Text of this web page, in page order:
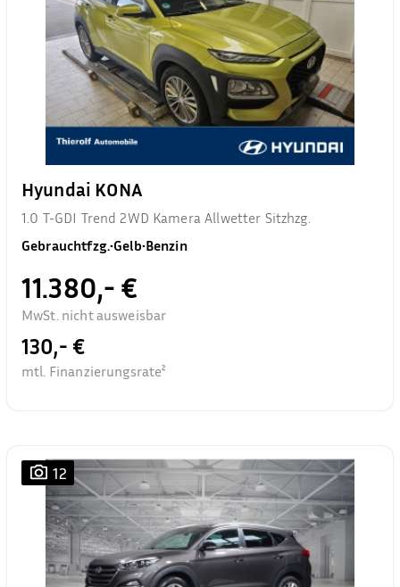
Hyundai KONA
1.0 T-GDI Trend 2WD Kamera Allwetter Sitzhzg.
Gebrauchtfzg.•Gelb•Benzin
11.380,- €
MwSt. nicht ausweisbar
130,- €
mtl. Finanzierungsrate²
12